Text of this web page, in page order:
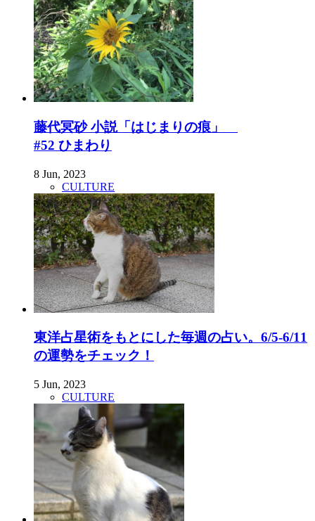
藤代冥砂 小説「はじまりの痕」
#52 ひまわり
8 Jun, 2023
CULTURE
東洋占星術をもとにした毎週の占い。6/5-6/11
の運勢をチェック！
5 Jun, 2023
CULTURE